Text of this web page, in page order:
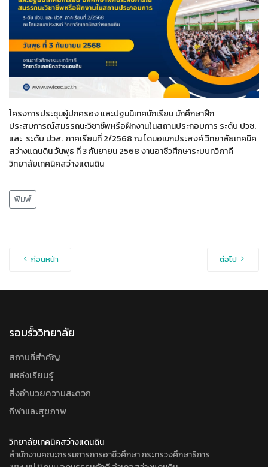
โครงการประชุมผู้ปกครอง และปฐมนิเทศนักเรียน นักศึกษาฝึก
ประสบการณ์สมรรถนะวิชาชีพหรือฝึกงานในสถานประกอบการ ระดับ ปวช.
และ ระดับ ปวส. ภาคเรียนที่ 2/2568 ณ โดมอเนกประสงค์ วิทยาลัยเทคนิค
สว่างแดนดิน วันพุธ ที่ 3 กันยายน 2568 งานอาชีวศึกษาระบบทวิภาคี
วิทยาลัยเทคนิคสว่างแดนดิน
พิมพ์
ก่อนหน้า ต่อไป
รอบรั้ววิทยาลัย
สถานที่สำคัญ
แหล่งเรียนรู้
สิ่งอำนวยความสะดวก
กีฬาและสุขภาพ
วิทยาลัยเทคนิคสว่างแดนดิน
สำนักงานคณะกรรมการการอาชีวศึกษา กระทรวงศึกษาธิการ